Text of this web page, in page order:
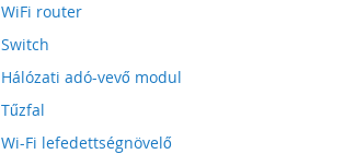
WiFi router
Switch
Hálózati adó-vevő modul
Tűzfal
Wi-Fi lefedettségnövelő